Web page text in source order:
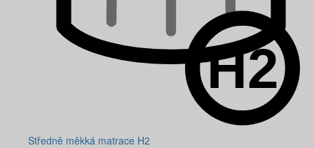
Středně měkká matrace H2